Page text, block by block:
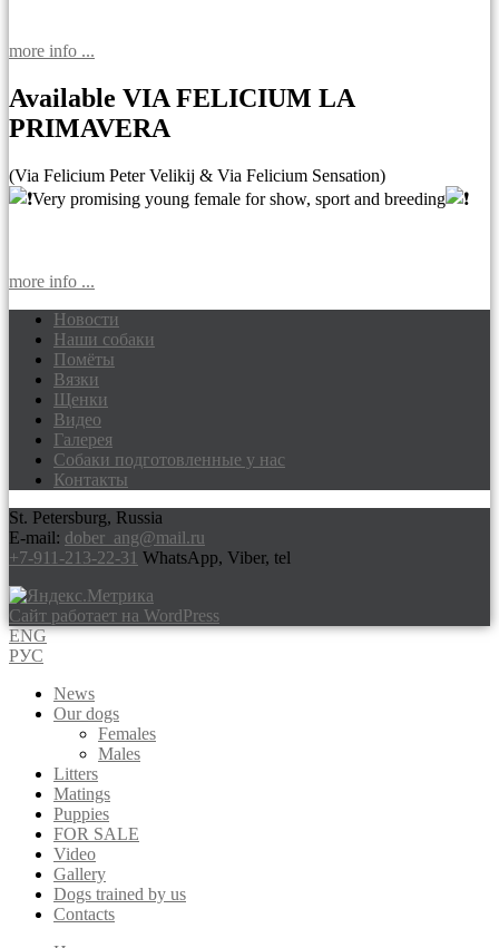
more info ...
Available VIA FELICIUM LA
PRIMAVERA
(Via Felicium Peter Velikij & Via Felicium Sensation)
Very promising young female for show, sport and breeding
more info ...
Доберманы питомник Via Felicium,
щенки добермана
Новости
Наши собаки
Помёты
Вязки
Щенки
Видео
Галерея
Собаки подготовленные у нас
Контакты
St. Petersburg, Russia
E-mail: dober_ang@mail.ru
+7-911-213-22-31 WhatsApp, Viber, tel
Сайт работает на WordPress
ENG
РУС
News
Our dogs
Females
Males
Litters
Matings
Puppies
FOR SALE
Video
Gallery
Dogs trained by us
Contacts